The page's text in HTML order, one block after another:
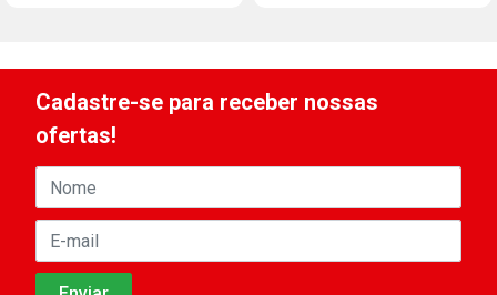
Cadastre-se para receber nossas
ofertas!